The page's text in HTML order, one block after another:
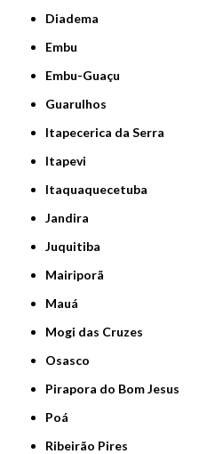
Diadema
Embu
Embu-Guaçu
Guarulhos
Itapecerica da Serra
Itapevi
Itaquaquecetuba
Jandira
Juquitiba
Mairiporã
Mauá
Mogi das Cruzes
Osasco
Pirapora do Bom Jesus
Poá
Ribeirão Pires